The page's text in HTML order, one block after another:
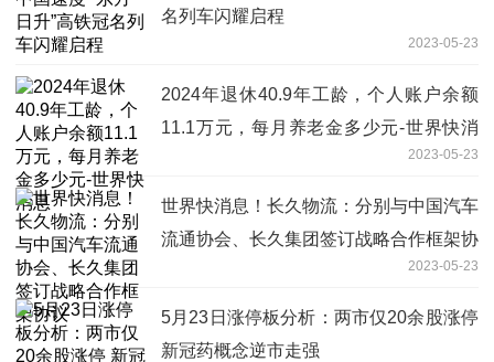
名列车闪耀启程
2023-05-23
2024年退休40.9年工龄，个人账户余额
11.1万元，每月养老金多少元-世界快消
2023-05-23
世界快消息！长久物流：分别与中国汽车
流通协会、长久集团签订战略合作框架协
2023-05-23
5月23日涨停板分析：两市仅20余股涨停
新冠药概念逆市走强